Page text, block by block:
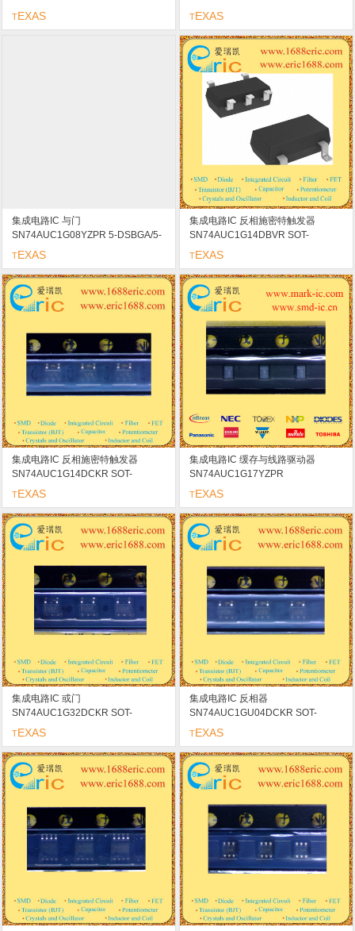
353/SC70-5/SC-88A marking/标记
TEXAS
353/SC70-5/SC-88A marking/标记
TEXAS
集成电路IC 与门
SN74AUC1G08YZPR 5-DSBGA/5-
WCSP marking/标记
TEXAS
集成电路IC 反相施密特触发器
SN74AUC1G14DBVR SOT-
153/SOT23-5/SC-74A marking/标记
TEXAS
集成电路IC 反相施密特触发器
SN74AUC1G14DCKR SOT-
353/SC70-5/SC-88A marking/标记
TEXAS
集成电路IC 缓存与线路驱动器
SN74AUC1G17YZPR
DSBGA/WCSP
TEXAS
集成电路IC 或门
SN74AUC1G32DCKR SOT-
353/SC70-5/SC-88A marking/标记
TEXAS
集成电路IC 反相器
SN74AUC1GU04DCKR SOT-
353/SC70-5/SC-88A marking/标记
TEXAS